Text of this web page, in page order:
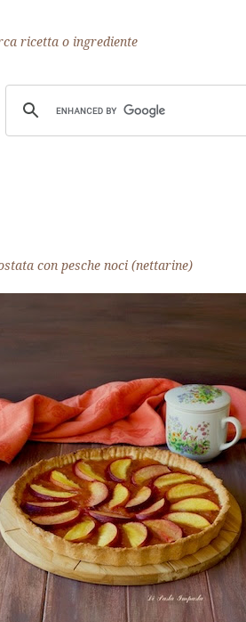
ricetta o ingrediente
con pesche noci (nettarine)